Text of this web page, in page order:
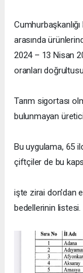
arasında
2024 – 13 Nisan
oranları
Tarım sigortası
bulunmayan
Bu uygulama, 65
çiftçiler de bu
işte zirai don'dan
bedellerinin listesi.